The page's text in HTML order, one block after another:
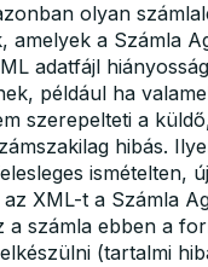
olyan
amelyek a Számla
adatfájl
például ha
szerepelteti a
hibás.
ismételten,
XML-t a Számla
a számla ebben a
(tartalmi